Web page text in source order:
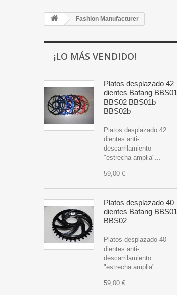
Fashion Manufacturer
¡LO MÁS VENDIDO!
Platos desplazado 42
dientes Bafang BBS01
BBS02 BBS01b
BBS02b
Platos desplazado 42
dientes anti-
descarrilamiento
"estrecha amplia"...
59,00 €
Platos desplazado 40
dientes Bafang BBS01
BBS02
Platos desplazado 40
dientes anti-
descarrilamiento
"estrecha amplia"...
59,00 €